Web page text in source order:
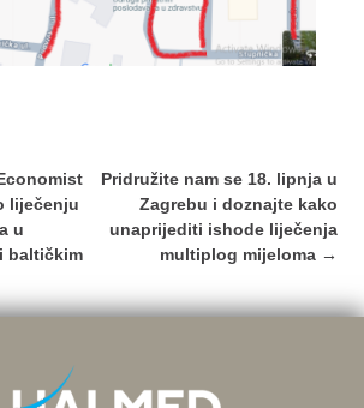
liječenju
u
baltičkim
Pridružite nam se 18. lipnja u
Zagrebu i doznajte kako
unaprijediti ishode liječenja
multiplog mijeloma →